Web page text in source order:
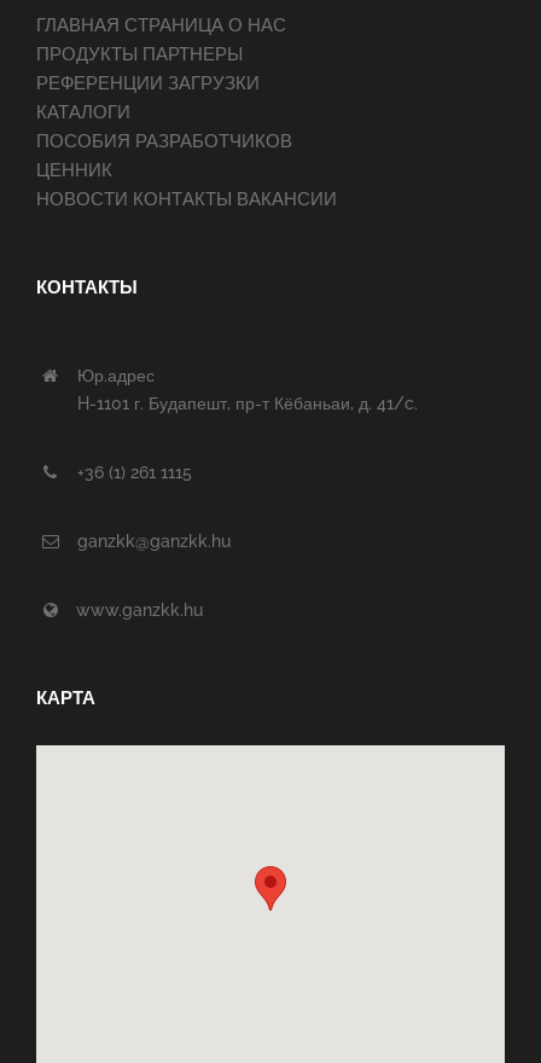
ГЛАВНАЯ СТРАНИЦА О НАС
ПРОДУКТЫ ПАРТНЕРЫ
РЕФЕРЕНЦИИ ЗАГРУЗКИ
КАТАЛОГИ
ПОСОБИЯ РАЗРАБОТЧИКОВ
ЦЕННИК
НОВОСТИ КОНТАКТЫ ВАКАНСИИ
КОНТАКТЫ
Юр.адрес
H-1101 г. Будапешт, пр-т Кёбаньаи, д. 41/c.
+36 (1) 261 1115
ganzkk@ganzkk.hu
www.ganzkk.hu
КАРТА